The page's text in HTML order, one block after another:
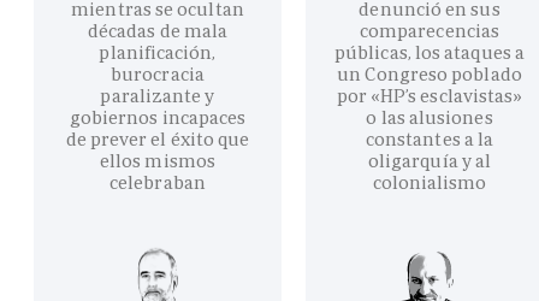
mientras se ocultan
décadas de mala
planificación,
burocracia
paralizante y
gobiernos incapaces
de prever el éxito que
ellos mismos
celebraban
denunció en sus
comparecencias
públicas, los ataques a
un Congreso poblado
por «HP’s esclavistas»
o las alusiones
constantes a la
oligarquía y al
colonialismo